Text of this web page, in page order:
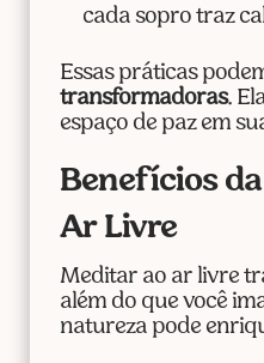
cada sopro traz
Essas práticas
transformadoras.
espaço de paz em
Benefícios
Ar Livre
Meditar ao ar livre
além do que você
natureza pode